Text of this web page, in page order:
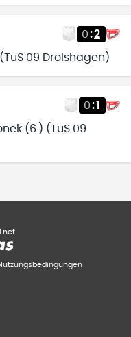
0:2
09 Drolshagen)
0:1
(6.) (TuS 09